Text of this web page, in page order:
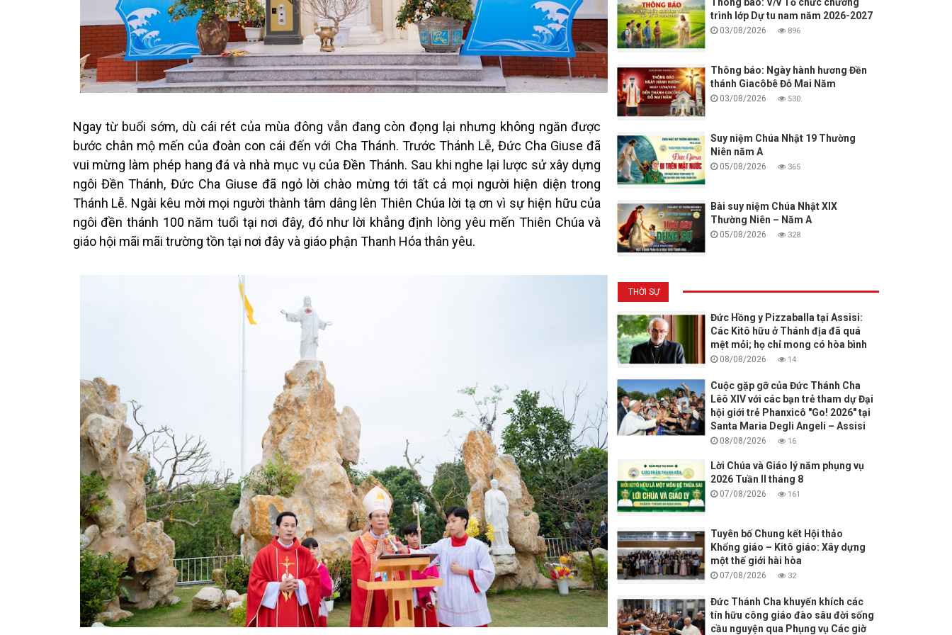
Ngay từ buổi sớm, dù cái rét của mùa đông vẫn đang còn đọng lại nhưng không ngăn được
bước chân mộ mến của đoàn con cái đến với Cha Thánh. Trước Thánh Lễ, Đức Cha Giuse đã
vui mừng làm phép hang đá và nhà mục vụ của Đền Thánh. Sau khi nghe lại lược sử xây dựng
ngôi Đền Thánh, Đức Cha Giuse đã ngỏ lời chào mừng tới tất cả mọi người hiện diện trong
Thánh Lễ. Ngài kêu mời mọi người thành tâm dâng lên Thiên Chúa lời tạ ơn vì sự hiện hữu của
ngôi đền thánh 100 năm tuổi tại nơi đây, đó như lời khẳng định lòng yêu mến Thiên Chúa và
giáo hội mãi mãi trường tồn tại nơi đây và giáo phận Thanh Hóa thân yêu.
trình lớp Dự tu nam năm 2026-2027
03/08/2026 896
Thông báo: Ngày hành hương Đền
thánh Giacôbê Đỗ Mai Năm
03/08/2026 530
Suy niệm Chúa Nhật 19 Thường
Niên năm A
05/08/2026 365
Bài suy niệm Chúa Nhật XIX
Thường Niên – Năm A
05/08/2026 328
THỜI SỰ
Đức Hồng y Pizzaballa tại Assisi:
Các Kitô hữu ở Thánh địa đã quá
mệt mỏi; họ chỉ mong có hòa bình
08/08/2026 14
Cuộc gặp gỡ của Đức Thánh Cha
Lêô XIV với các bạn trẻ tham dự Đại
hội giới trẻ Phanxicô "Go! 2026" tại
Santa Maria Degli Angeli – Assisi
08/08/2026 16
Lời Chúa và Giáo lý năm phụng vụ
2026 Tuần II tháng 8
07/08/2026 161
Tuyên bố Chung kết Hội thảo
Khổng giáo – Kitô giáo: Xây dựng
một thế giới hài hòa
07/08/2026 32
Đức Thánh Cha khuyến khích các
tín hữu công giáo đào sâu đời sống
cầu nguyện qua Phụng vụ Các giờ